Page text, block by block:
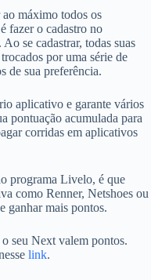
máximo todos os
fazer o cadastro no
se cadastrar, todas suas
por uma série de
de sua preferência.
aplicativo e garante vários
pontuação acumulada para
corridas em aplicativos
programa Livelo, é que
como Renner, Netshoes ou
ganhar mais pontos.
seu Next valem pontos.
link.